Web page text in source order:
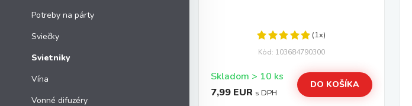
Potreby na párty
Sviečky
Svietniky
Vína
Vonné difuzéry
(1x)
Kód: 103684790300
Skladom > 10 ks
7,99 EUR s DPH
DO KOŠÍKA